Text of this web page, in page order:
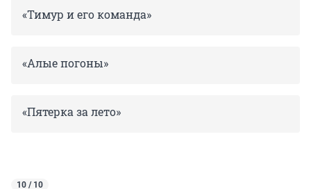
«Тимур и его команда»
«Алые погоны»
«Пятерка за лето»
10 / 10